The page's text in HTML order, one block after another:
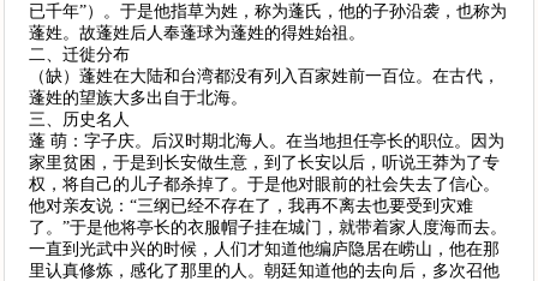
已千年”）。于是他指草为姓，称为蓬氏，他的子孙沿袭，也称为
蓬姓。故蓬姓后人奉蓬球为蓬姓的得姓始祖。
二、迁徙分布
（缺）蓬姓在大陆和台湾都没有列入百家姓前一百位。在古代，
蓬姓的望族大多出自于北海。
三、历史名人
蓬 萌：字子庆。后汉时期北海人。在当地担任亭长的职位。因为
家里贫困，于是到长安做生意，到了长安以后，听说王莽为了专
权，将自己的儿子都杀掉了。于是他对眼前的社会失去了信心。
他对亲友说：“三纲已经不存在了，我再不离去也要受到灾难
了。”于是他将亭长的衣服帽子挂在城门，就带着家人度海而去。
一直到光武中兴的时候，人们才知道他编庐隐居在崂山，他在那
里认真修炼，感化了那里的人。朝廷知道他的去向后，多次召他